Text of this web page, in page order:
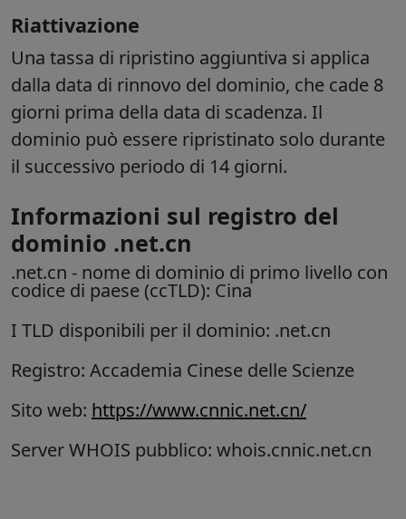
Riattivazione
Una tassa di ripristino aggiuntiva si applica
dalla data di rinnovo del dominio, che cade 8
giorni prima della data di scadenza. Il
dominio può essere ripristinato solo durante
il successivo periodo di 14 giorni.
Informazioni sul registro del
dominio .net.cn
.net.cn - nome di dominio di primo livello con
codice di paese (ccTLD): Cina
I TLD disponibili per il dominio: .net.cn
Registro: Accademia Cinese delle Scienze
Sito web: https://www.cnnic.net.cn/
Server WHOIS pubblico: whois.cnnic.net.cn